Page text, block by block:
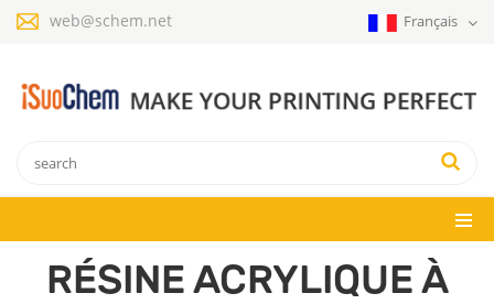
web@schem.net Français
RÉSINE ACRYLIQUE À